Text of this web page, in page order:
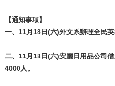
【通知事項】
一、11月18日(六)外文系辦理全民
二、11月18日(六)安麗日用品公司
4000人。